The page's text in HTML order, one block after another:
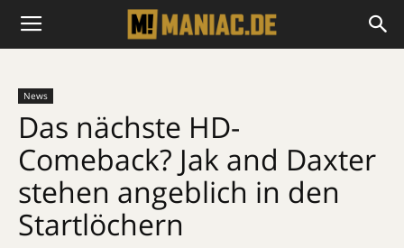
News
Das nächste HD-
Comeback? Jak and Daxter
stehen angeblich in den
Startlöchern